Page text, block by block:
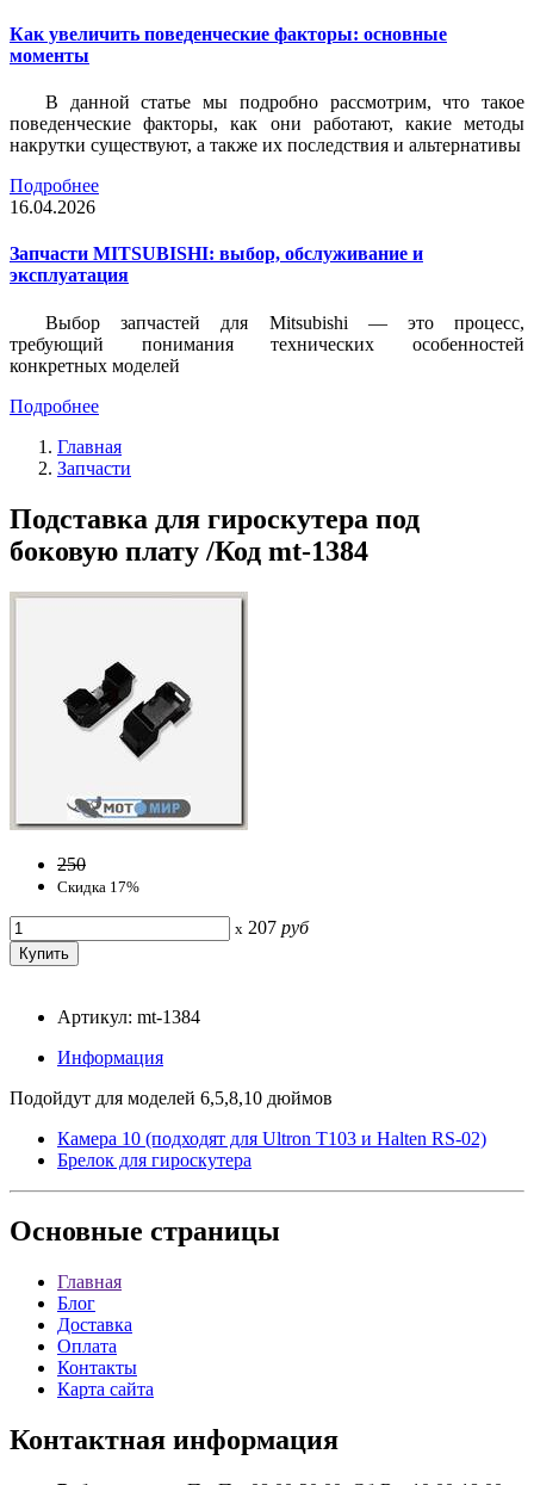
Как увеличить поведенческие факторы: основные
моменты
В данной статье мы подробно рассмотрим, что такое
поведенческие факторы, как они работают, какие методы
накрутки существуют, а также их последствия и альтернативы
Подробнее
16.04.2026
Запчасти MITSUBISHI: выбор, обслуживание и
эксплуатация
Выбор запчастей для Mitsubishi — это процесс,
требующий понимания технических особенностей
конкретных моделей
Подробнее
Главная
Запчасти
Подставка для гироскутера под
боковую плату /Код mt-1384
250
Скидка 17%
x 207 руб
Артикул: mt-1384
Информация
Подойдут для моделей 6,5,8,10 дюймов
Камера 10 (подходят для Ultron T103 и Halten RS-02)
Брелок для гироскутера
Основные страницы
Главная
Блог
Доставка
Оплата
Контакты
Карта сайта
Контактная информация